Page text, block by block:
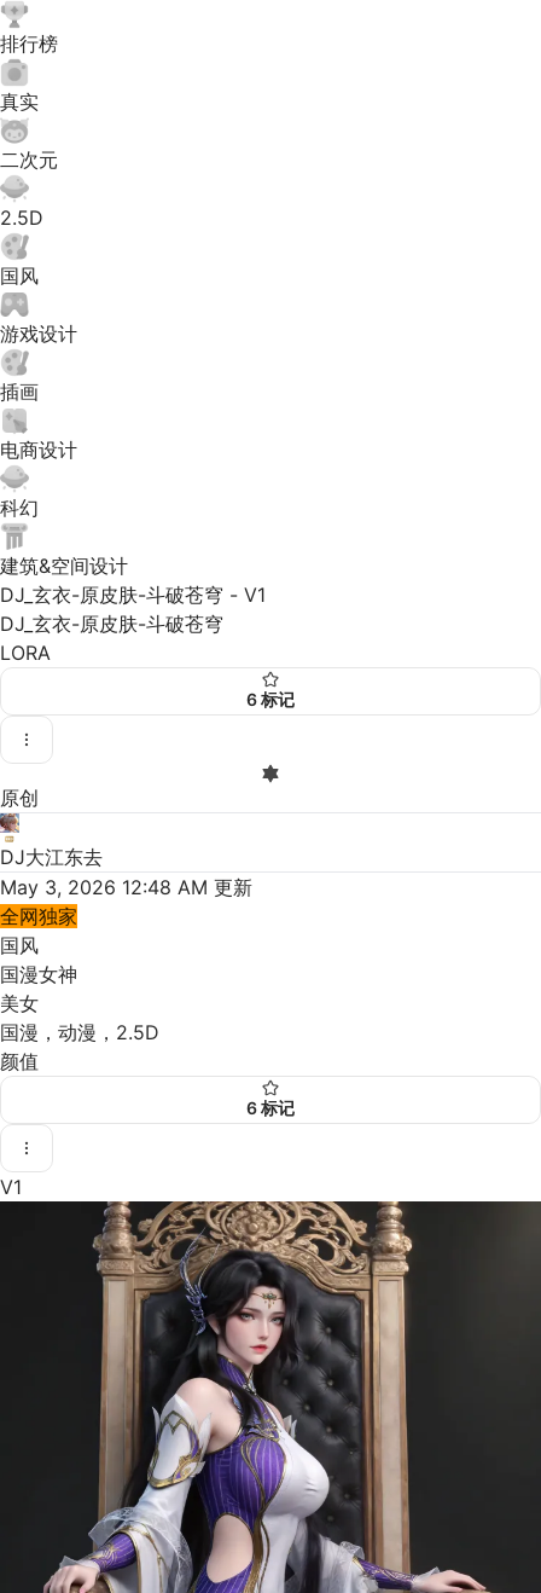
排行榜
真实
二次元
2.5D
国风
游戏设计
插画
电商设计
科幻
建筑&空间设计
DJ_玄衣-原皮肤-斗破苍穹 - V1
DJ_玄衣-原皮肤-斗破苍穹
LORA
6标记
原创
DJ大江东去
May 3, 2026 12:48 AM 更新
全网独家
国风
国漫女神
美女
国漫，动漫，2.5D
颜值
6标记
V1